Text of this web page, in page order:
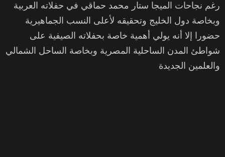
رغم نجاحات الميجا ستار محمد حماقي في حفلاته العربية
وبخاصة دول الخليج وتحقيقه لأعلى النسب الجماهيرية
حضورا إلا أنه يولي أهمية خاصة بحفلاته الصيفية على
شواطئ المدن الساحلية المصرية وبخاصة الساحل الشمالي
والعلمين الجديدة